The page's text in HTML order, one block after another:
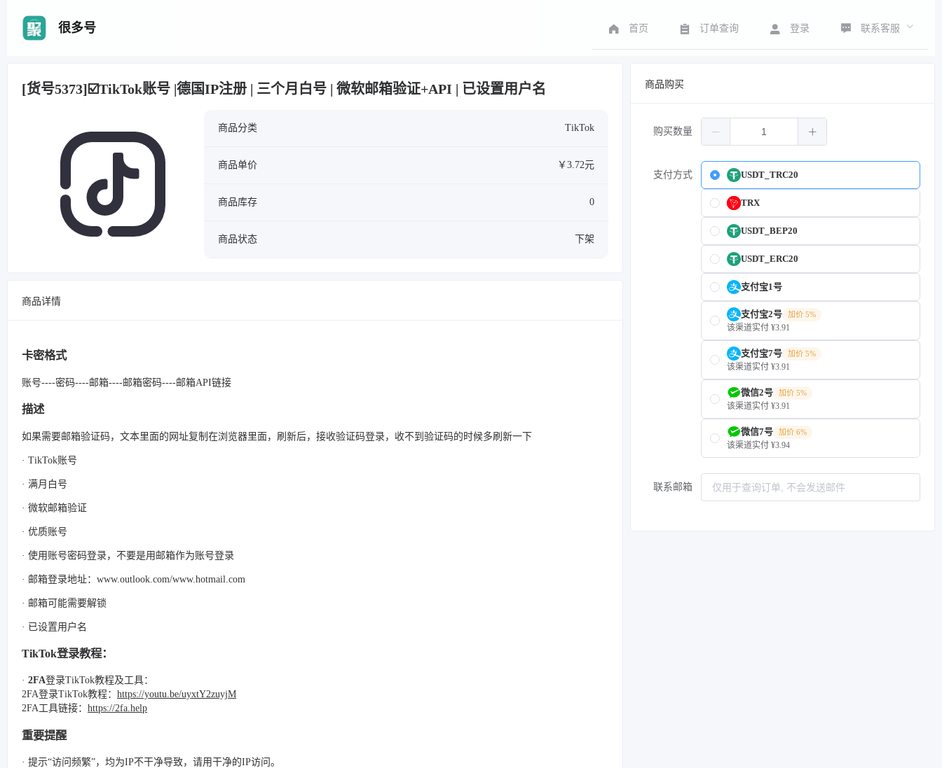
很多号 首页 订单查询 登录 联系客服
[货号5373]☑️TikTok账号 |德国IP注册 | 三个月白号 | 微软邮箱验证+API | 已设置用户名
商品分类 TikTok
商品单价 ￥3.72元
商品库存 0
商品状态 下架
商品详情
卡密格式
账号----密码----邮箱----邮箱密码----邮箱API链接
描述
如果需要邮箱验证码，文本里面的网址复制在浏览器里面，刷新后，接收验证码登录，收不到验证码的时候多刷新一下
· TikTok账号
· 满月白号
· 微软邮箱验证
· 优质账号
· 使用账号密码登录，不要是用邮箱作为账号登录
· 邮箱登录地址：www.outlook.com/www.hotmail.com
· 邮箱可能需要解锁
· 已设置用户名
TikTok登录教程：
· 2FA登录TikTok教程及工具：
2FA登录TikTok教程： https://youtu.be/uyxtY2zuyjM
2FA工具链接： https://2fa.help
重要提醒
· 提示“访问频繁”，均为IP不干净导致，请用干净的IP访问。
商品购买
购买数量
支付方式 USDT_TRC20
TRX
USDT_BEP20
USDT_ERC20
支付宝1号
支付宝2号 加价 5%
该渠道实付 ¥3.91
支付宝7号 加价 5%
该渠道实付 ¥3.91
微信2号 加价 5%
该渠道实付 ¥3.91
微信7号 加价 6%
该渠道实付 ¥3.94
联系邮箱